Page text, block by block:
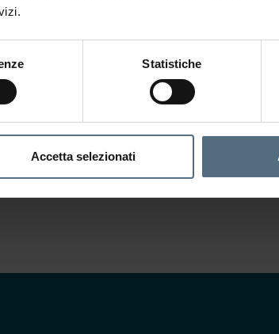
Statistiche
Accetta selezionati
nel valore e nel
può apportare ogni nostro
attraverso lo spirito di
ad offrire un servizio
aggiunto, soddisfacendo al
del cliente.